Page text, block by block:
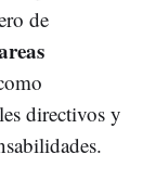
de
directivos y